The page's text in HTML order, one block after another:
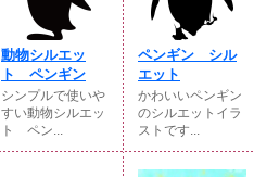
動物シルエッ
ト ペンギン
シンプルで使いや
すい動物シルエッ
ト ペン...
ペンギン シル
エット
かわいいペンギン
のシルエットイラ
ストです...